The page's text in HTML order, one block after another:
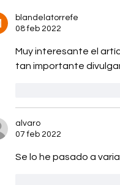
Abismo Challenger.
blandelatorrefe
08 feb 2022
Muy interesante el
tan importante
alvaro
07 feb 2022
Se lo he pasado a